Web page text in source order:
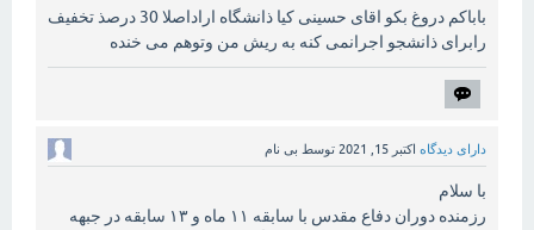
باباکم دروغ بکو اقای حسینی کیا ذانشگاه اراداصلا 30 درصذ تخفیف
رابرای ذانشجو اجرانمی کنه به ریش من وتوهم می خنده
دارای دیدگاه اکتبر 15, 2021 توسط بی نام
با سلام
رزمنده دوران دفاع مقدس با سابقه ۱۱ ماه و ۱۳ سابقه در جبهه